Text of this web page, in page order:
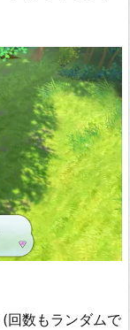
回数もランダムで